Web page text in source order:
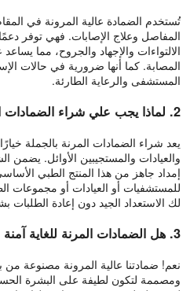
تُستخدم الضمادة عالية المرونة في
المفاصل وعلاج الإصابات. فهي توفر
الالتواءات والإجهاد والجروح، مما
المصابة. كما أنها ضرورية في حالات
المستشفى والرعاية الطارئة.
2. لماذا يجب علي شراء الضمادات المرنة بكميات كبيرة؟
يعد شراء الضمادات المرنة بالجملة
والعيادات والمستجيبين الأوائل. يضمن
إمداد جاهز من هذا المنتج الطبي
للمستشفيات أو العيادات أو مجموعات
لك الاستعداد الجيد دون إعادة الطلبات
3. هل الضمادات المرنة للغاية آمنة للبشرة الحساسة؟
نعم! ضمادتنا عالية المرونة مصنوعة من
ومصممة لتكون لطيفة على البشرة